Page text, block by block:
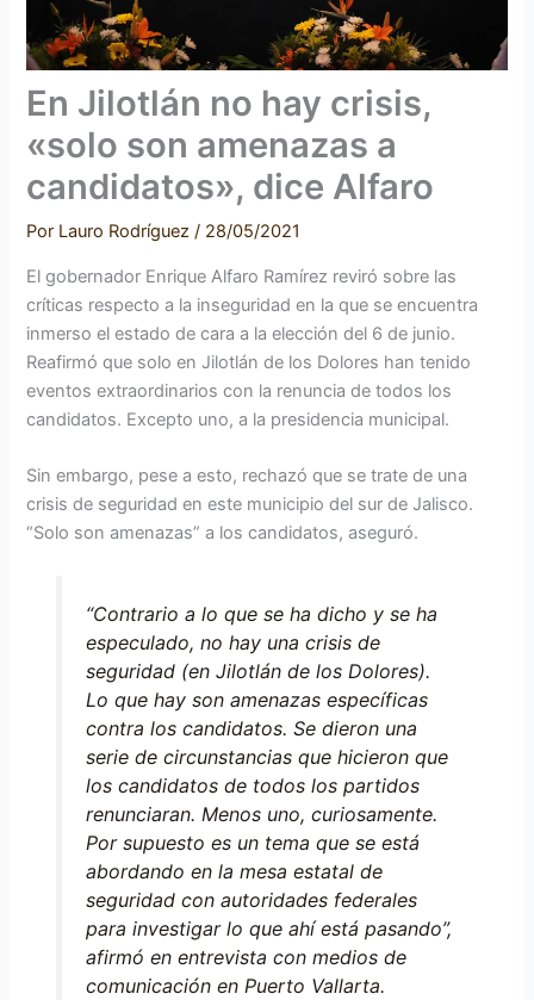
En Jilotlán no hay crisis,
«solo son amenazas a
candidatos», dice Alfaro
Por Lauro Rodríguez/ 28/05/2021
El gobernador Enrique Alfaro Ramírez reviró sobre las
críticas respecto a la inseguridad en la que se encuentra
inmerso el estado de cara a la elección del 6 de junio.
Reafirmó que solo en Jilotlán de los Dolores han tenido
eventos extraordinarios con la renuncia de todos los
candidatos. Excepto uno, a la presidencia municipal.
Sin embargo, pese a esto, rechazó que se trate de una
crisis de seguridad en este municipio del sur de Jalisco.
“Solo son amenazas” a los candidatos, aseguró.
“Contrario a lo que se ha dicho y se ha
especulado, no hay una crisis de
seguridad (en Jilotlán de los Dolores).
Lo que hay son amenazas específicas
contra los candidatos. Se dieron una
serie de circunstancias que hicieron que
los candidatos de todos los partidos
renunciaran. Menos uno, curiosamente.
Por supuesto es un tema que se está
abordando en la mesa estatal de
seguridad con autoridades federales
para investigar lo que ahí está pasando”,
afirmó en entrevista con medios de
comunicación en Puerto Vallarta.